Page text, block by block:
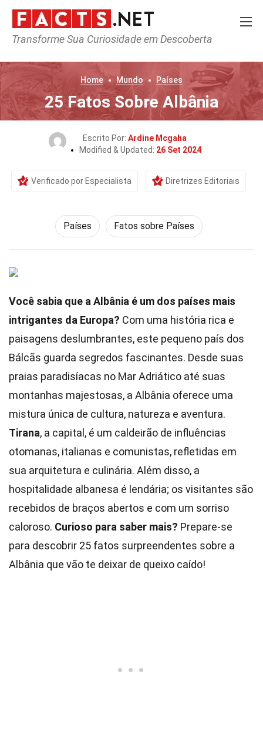
Transforme Sua Curiosidade em Descoberta
Home Mundo Países
25 Fatos Sobre Albânia
Escrito Por: Ardine Mcgaha
Modified & Updated: 26 Set 2024
Verificado por Especialista Diretrizes Editoriais
Países Fatos sobre Países
Você sabia que a Albânia é um dos países mais
intrigantes da Europa? Com uma história rica e
paisagens deslumbrantes, este pequeno país dos
Bálcãs guarda segredos fascinantes. Desde suas
praias paradisíacas no Mar Adriático até suas
montanhas majestosas, a Albânia oferece uma
mistura única de cultura, natureza e aventura.
Tirana, a capital, é um caldeirão de influências
otomanas, italianas e comunistas, refletidas em
sua arquitetura e culinária. Além disso, a
hospitalidade albanesa é lendária; os visitantes são
recebidos de braços abertos e com um sorriso
caloroso. Curioso para saber mais? Prepare-se
para descobrir 25 fatos surpreendentes sobre a
Albânia que vão te deixar de queixo caído!